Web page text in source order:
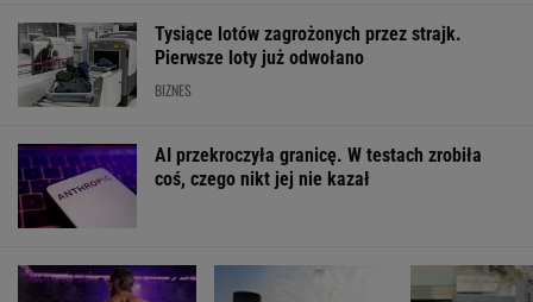
Tysiące lotów zagrożonych przez strajk.
Pierwsze loty już odwołano
BIZNES
AI przekroczyła granicę. W testach zrobiła
coś, czego nikt jej nie kazał